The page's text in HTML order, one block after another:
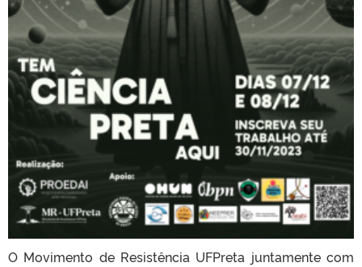
O Movimento de Resistência UFPreta juntamente com